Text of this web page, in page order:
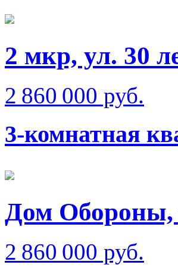
2 мкр, ул. 30
2 860 000 руб.
3-комнатная
Дом Обороны,
2 860 000 руб.